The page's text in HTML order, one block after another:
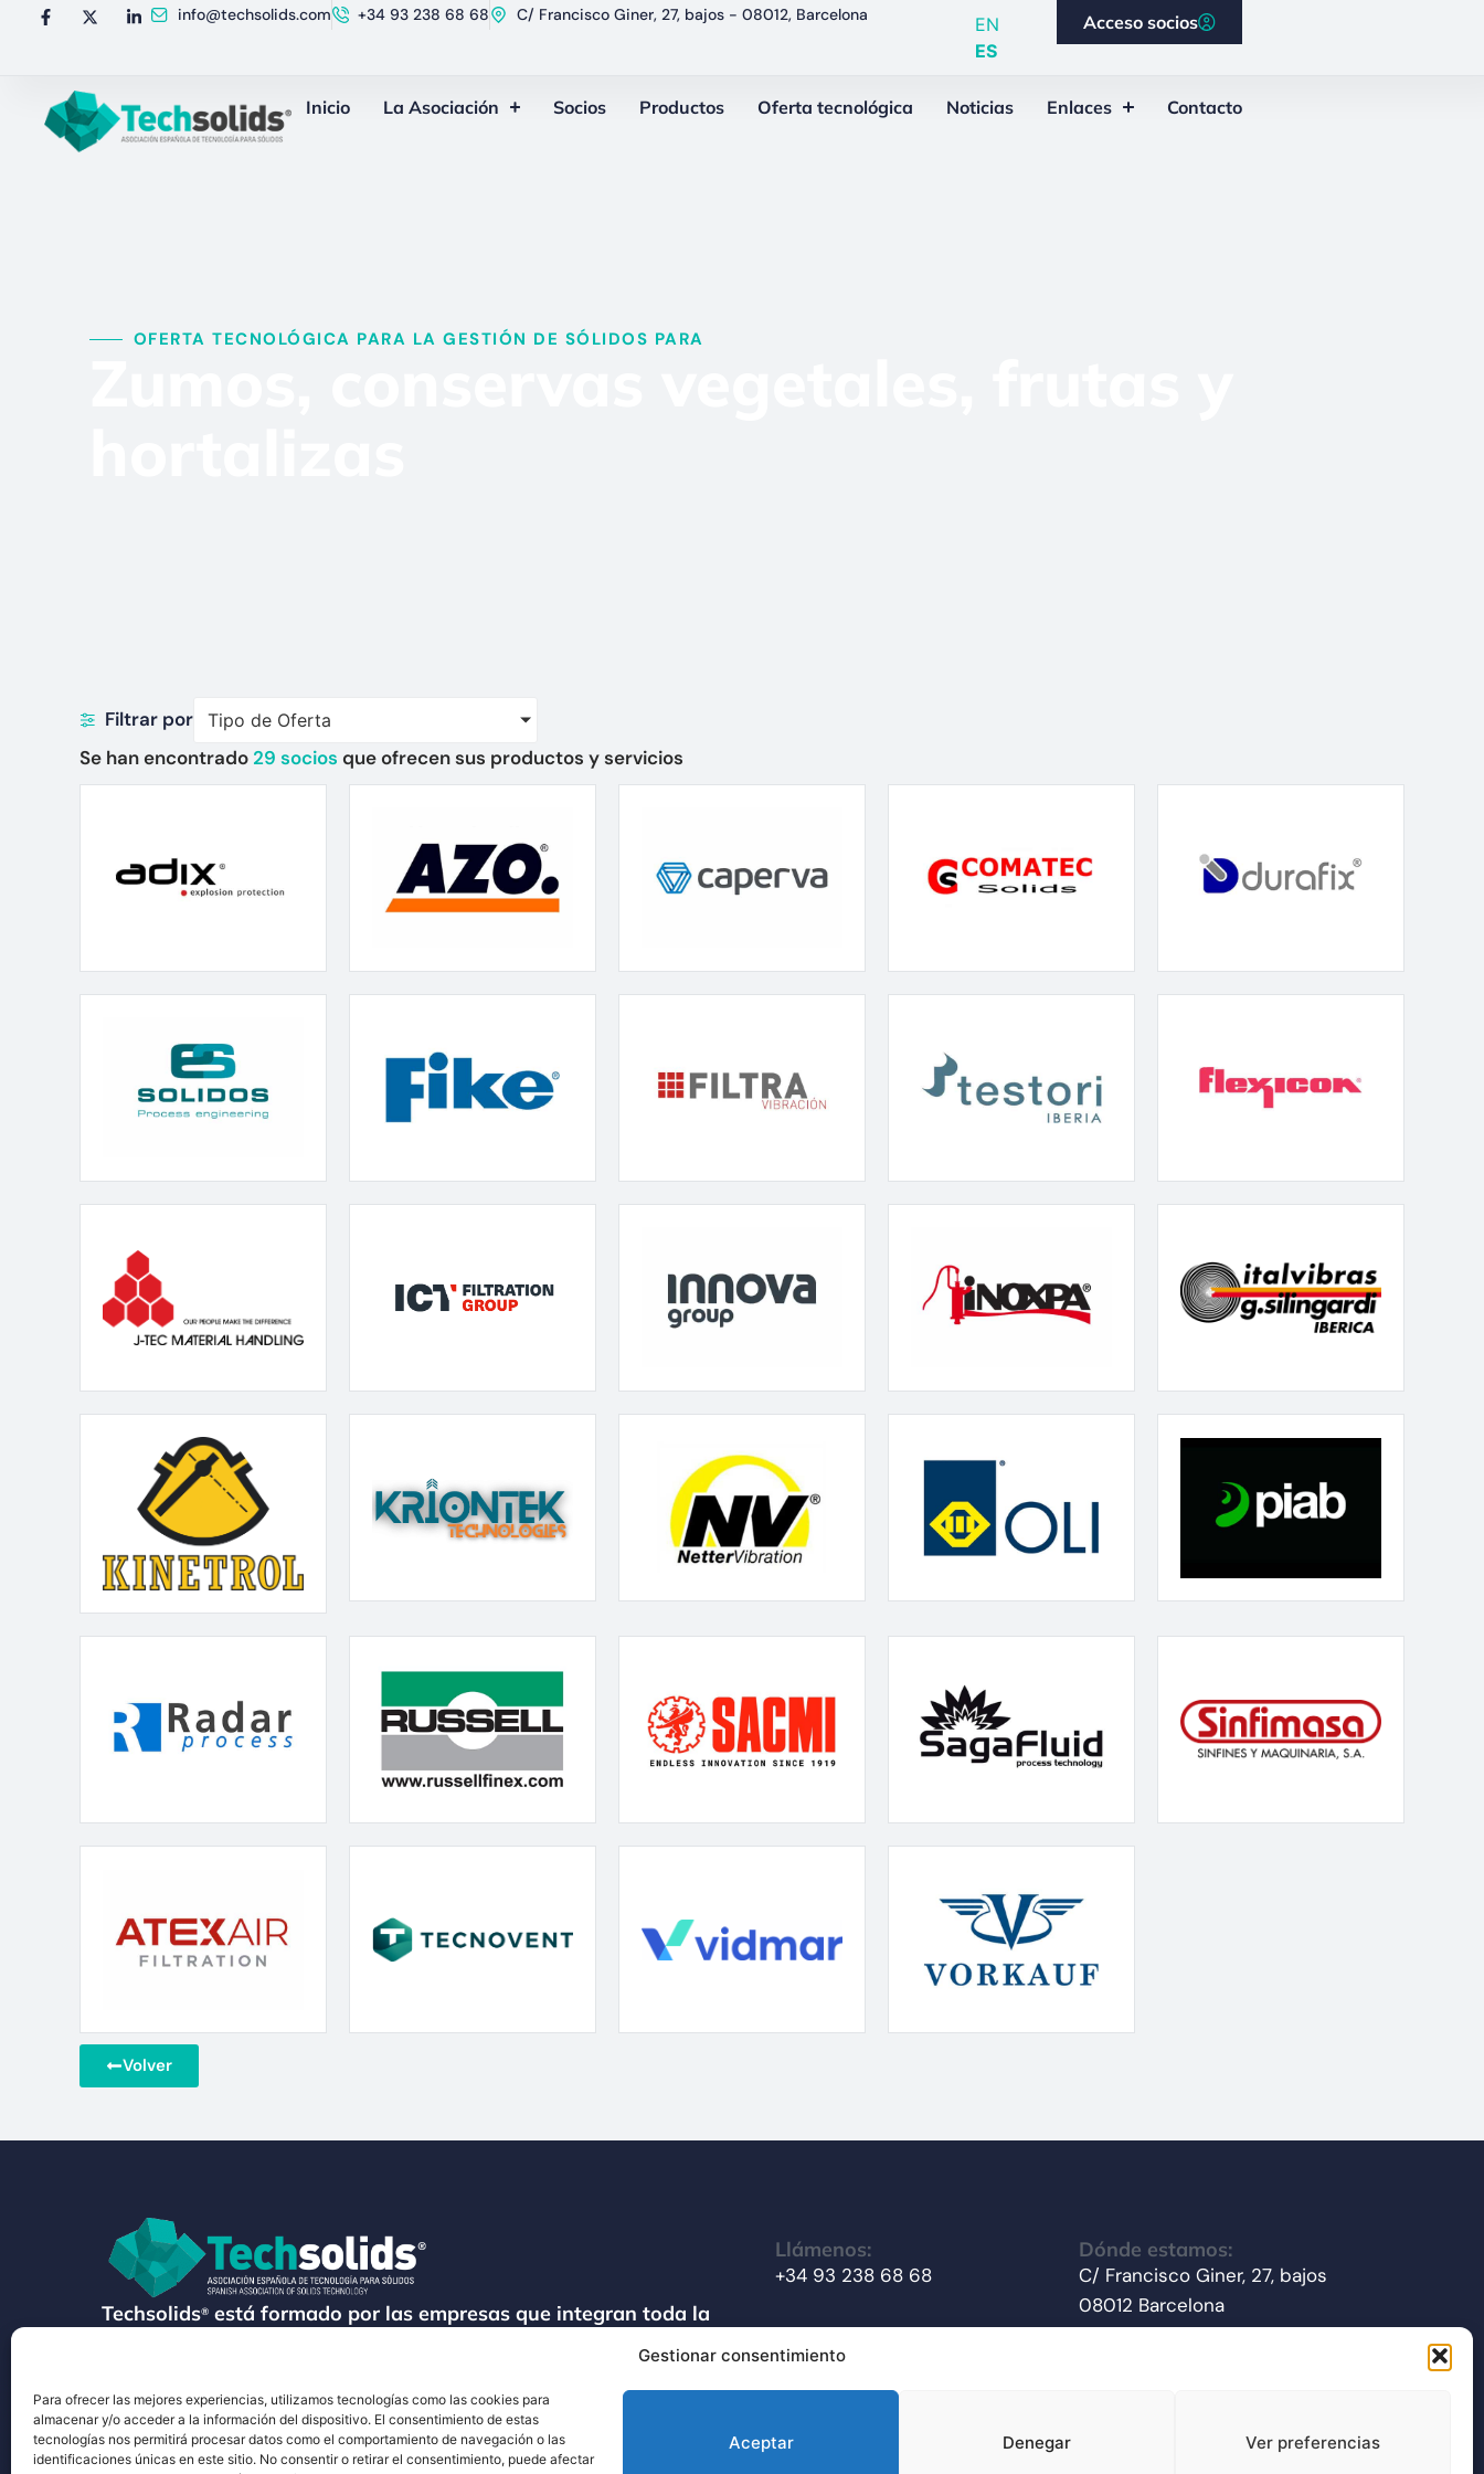
Gestionar consentimiento
Para ofrecer las mejores experiencias, utilizamos tecnologías como las cookies para
almacenar y/o acceder a la información del dispositivo. El consentimiento de estas
tecnologías nos permitirá procesar datos como el comportamiento de navegación o las
identificaciones únicas en este sitio. No consentir o retirar el consentimiento, puede afectar
Aceptar Denegar Ver preferencias
info@techsolids.com +34 93 238 68 68 C/ Francisco Giner, 27, bajos - 08012, Barcelona
EN
ES
Acceso socios
Inicio La Asociación Socios Productos Oferta tecnológica Noticias Enlaces Contacto
OFERTA TECNOLÓGICA PARA LA GESTIÓN DE SÓLIDOS PARA​
Filtrar por Tipo de Oferta
Se han encontrado 29 socios que ofrecen sus productos y servicios
Volver
Techsolids® está formado por las empresas que integran toda la
Llámenos:
+34 93 238 68 68
Dónde estamos:
C/ Francisco Giner, 27, bajos
08012 Barcelona
info@techsolids.com